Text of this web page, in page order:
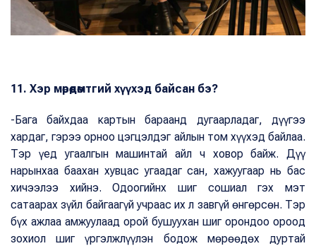
11. Хэр мөрөөдөмтгий хүүхэд байсан бэ?
-Бага байхдаа картын бараанд дугаарладаг, дүүгээ
хардаг, гэрээ орноо цэгцэлдэг айлын том хүүхэд байлаа.
Тэр үед угаалгын машинтай айл ч ховор байж. Дүү
нарынхаа баахан хувцас угаадаг сан, хажуугаар нь бас
хичээлээ хийнэ. Одоогийнх шиг сошиал гэх мэт
сатаарах зүйл байгаагүй учраас их л завгүй өнгөрсөн. Тэр
бүх ажлаа амжуулаад орой бушуухан шиг орондоо ороод
зохиол шиг үргэлжлүүлэн бодож мөрөөдөх дуртай